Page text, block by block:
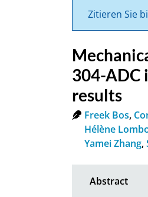
Zitieren Sie
304-ADC
results
Freek Bos,
Hélène
Yamei Zhang,